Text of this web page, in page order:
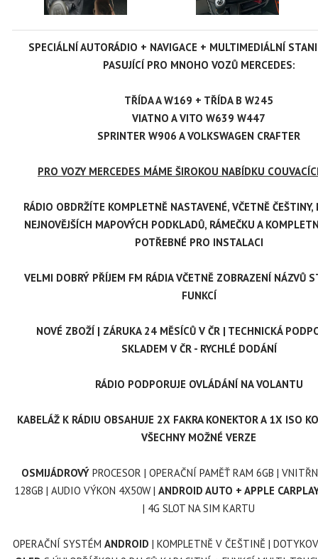
SPECIÁLNÍ AUTORÁDIO + NAVIGACE + MULTIMEDIÁLNÍ
PASUJÍCÍ PRO MNOHO VOZŮ MERCEDES:
TŘÍDA A W169 + TŘÍDA B W245
VIATNO A VITO W639 W447
SPRINTER W906 A VOLKSWAGEN CRAFTER
PRO VOZY MERCEDES MÁME ŠIROKOU NABÍDKU
RÁDIO OBDRŽÍTE KOMPLETNĚ NASTAVENÉ, VČETNĚ ČEŠTINY,
NEJNOVĚJŠÍCH MAPOVÝCH PODKLADŮ, RÁMEČKU A
POTŘEBNÉ PRO INSTALACI
VELMI DOBRÝ PŘÍJEM FM RÁDIA VČETNĚ ZOBRAZENÍ NÁZVŮ
FUNKCÍ
NOVÉ ZBOŽÍ | ZÁRUKA 24 MĚSÍCŮ V ČR | TECHNICKÁ
SKLADEM V ČR - RYCHLÉ DODÁNÍ
RÁDIO PODPORUJE OVLÁDÁNÍ NA VOLANTU
KABELÁŽ K RÁDIU OBSAHUJE 2X FAKRA KONEKTOR A 1X ISO
VŠECHNY MOŽNÉ VERZE
OSMIJÁDROVÝPROCESOR | OPERAČNÍ PAMĚŤ RAM 6GB |
128GB | AUDIO VÝKON 4X50W | ANDROID AUTO + APPLE
| 4G SLOT NA SIM KARTU
OPERAČNÍ SYSTÉM ANDROID | KOMPLETNĚ V ČEŠTINĚ |